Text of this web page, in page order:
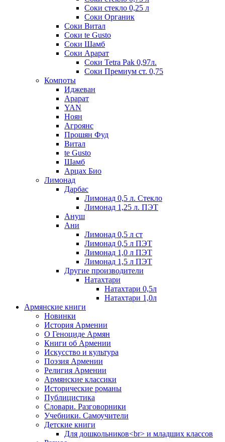
Соки стекло 0,25 л
Соки Органик
Соки Витал
Соки te Gusto
Соки Шамб
Соки Арарат
Соки Tetra Pak 0,97л.
Соки Премиум ст. 0,75
Компоты
Иджеван
Арарат
YAN
Ноян
Агроянс
Прошян Фуд
Витал
te Gusto
Шамб
Арцах Био
Лимонад
Дарбас
Лимонад 0,5 л. Стекло
Лимонад 1,25 л. ПЭТ
Ануш
Ани
Лимонад 0,5 л ст
Лимонад 0,5 л ПЭТ
Лимонад 1,0 л ПЭТ
Лимонад 1,5 л ПЭТ
Другие производители
Натахтари
Натахтари 0,5л
Натахтари 1,0л
Армянские книги
Новинки
История Армении
О Геноциде Армян
Книги об Армении
Иcкусство и культура
Поэзия Армении
Религия Армении
Армянские классики
Исторические романы
Публицистика
Словари. Разговорники
Учебники. Самоучители
Детские книги
Для дошкольников<br> и младших классов